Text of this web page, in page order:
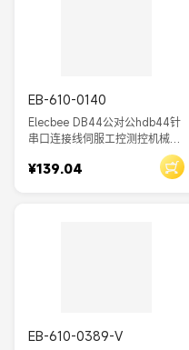
EB-610-0140
Elecbee DB44公对公hdb44针
串口连接线伺服工控测控机械工
¥139.04
EB-610-0389-V